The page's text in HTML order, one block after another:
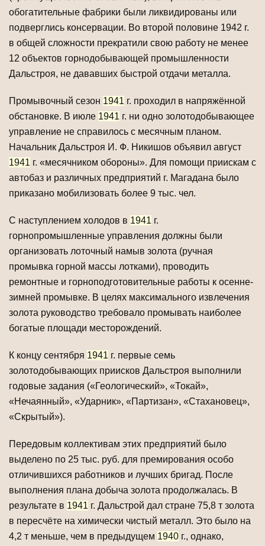
обогатительные фабрики были ликвидированы или
подверглись консервации. Во второй половине 1942 г.
в общей сложности прекратили свою работу не менее
12 объектов горнодобывающей промышленности
Дальстроя, не дававших быстрой отдачи металла.
Промывочный сезон 1941 г. проходил в напряжённой
обстановке. В июле 1941 г. ни одно золотодобывающее
управление не справилось с месячным планом.
Начальник Дальстроя И. Ф. Никишов объявил август
1941 г. «месячником обороны». Для помощи приискам с
автобаз и различных предприятий г. Магадана было
приказано мобилизовать более 9 тыс. чел.
С наступлением холодов в 1941 г.
горнопромышленные управления должны были
организовать лоточный намыв золота (ручная
промывка горной массы лотками), проводить
ремонтные и горноподготовительные работы к осенне-
зимней промывке. В целях максимального извлечения
золота руководство требовало промывать наиболее
богатые площади месторождений.
К концу сентября 1941 г. первые семь
золотодобывающих приисков Дальстроя выполнили
годовые задания («Геологический», «Токай»,
«Нечаянный», «Ударник», «Партизан», «Стахановец»,
«Скрытый»).
Передовым коллективам этих предприятий было
выделено по 25 тыс. руб. для премирования особо
отличившихся работников и лучших бригад. После
выполнения плана добыча золота продолжалась. В
результате в 1941 г. Дальстрой дал стране 75,8 т золота
в пересчёте на химически чистый металл. Это было на
4,2 т меньше, чем в предыдущем 1940 г., однако,